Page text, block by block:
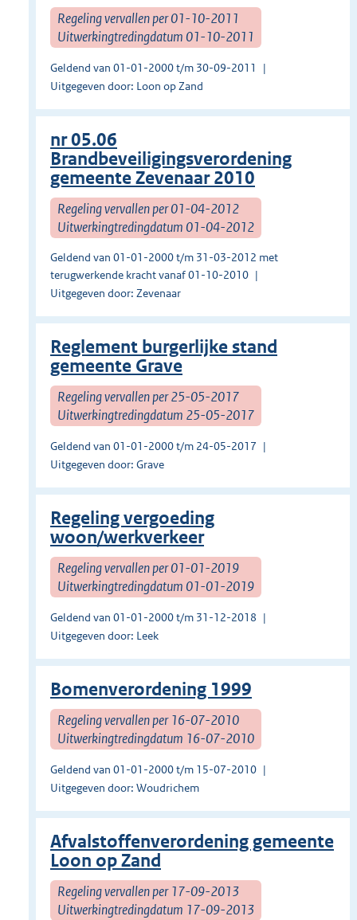
Regeling vervallen per 01-10-2011
Uitwerkingtredingdatum 01-10-2011
Geldend van 01-01-2000 t/m 30-09-2011
Uitgegeven door: Loon op Zand
nr 05.06
Brandbeveiligingsverordening
gemeente Zevenaar 2010
Regeling vervallen per 01-04-2012
Uitwerkingtredingdatum 01-04-2012
Geldend van 01-01-2000 t/m 31-03-2012 met
terugwerkende kracht vanaf 01-10-2010
Uitgegeven door: Zevenaar
Reglement burgerlijke stand
gemeente Grave
Regeling vervallen per 25-05-2017
Uitwerkingtredingdatum 25-05-2017
Geldend van 01-01-2000 t/m 24-05-2017
Uitgegeven door: Grave
Regeling vergoeding
woon/werkverkeer
Regeling vervallen per 01-01-2019
Uitwerkingtredingdatum 01-01-2019
Geldend van 01-01-2000 t/m 31-12-2018
Uitgegeven door: Leek
Bomenverordening 1999
Regeling vervallen per 16-07-2010
Uitwerkingtredingdatum 16-07-2010
Geldend van 01-01-2000 t/m 15-07-2010
Uitgegeven door: Woudrichem
Afvalstoffenverordening gemeente
Loon op Zand
Regeling vervallen per 17-09-2013
Uitwerkingtredingdatum 17-09-2013